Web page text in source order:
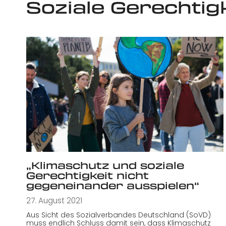
Soziale
„Klimaschutz und soziale
Gerechtigkeit nicht
gegeneinander ausspielen“
27. August 2021
Aus Sicht des Sozialverbandes Deutschland (SoVD)
muss endlich Schluss damit sein, dass Klimaschutz